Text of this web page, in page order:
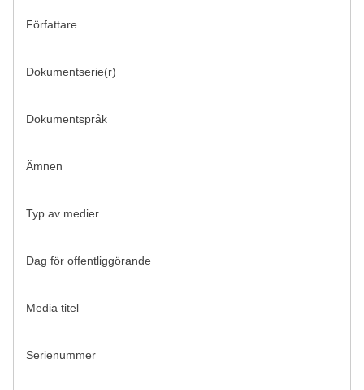
Författare
Dokumentserie(r)
Dokumentspråk
Ämnen
Typ av medier
Dag för offentliggörande
Media titel
Serienummer